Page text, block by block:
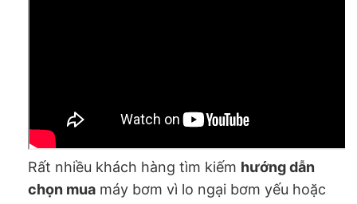
Rất nhiều khách hàng tìm kiếm hướng dẫn
chọn mua máy bơm vì lo ngại bơm yếu hoặc